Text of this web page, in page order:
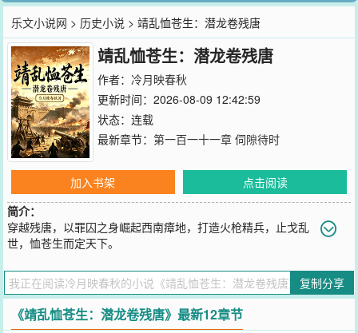
乐文小说网 > 历史小说 > 靖乱恤苍生：潜龙卷残唐
靖乱恤苍生：潜龙卷残唐
作者： 冷月映春秋
更新时间：2026-08-09 12:42:59
状态：连载
最新章节： 第一百一十一章 伺隙待时
加入书架
点击阅读
简介：
穿越残唐，以罪囚之身崛起西南瘴地，打造火枪精兵，止戈乱
世，恤苍生而定天下。
QQ群和微博微信里的朋友推荐哦！
复制分享
《靖乱恤苍生：潜龙卷残唐》最新12章节